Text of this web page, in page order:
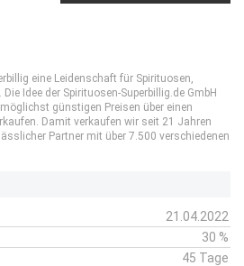
eine Leidenschaft für Spirituosen,
Idee der Spirituosen-Superbillig.de GmbH
günstigen Preisen über einen
Damit verkaufen wir seit 21 Jahren
Partner mit über 7.500 verschiedenen
21.04.2022
30 %
45 Tage